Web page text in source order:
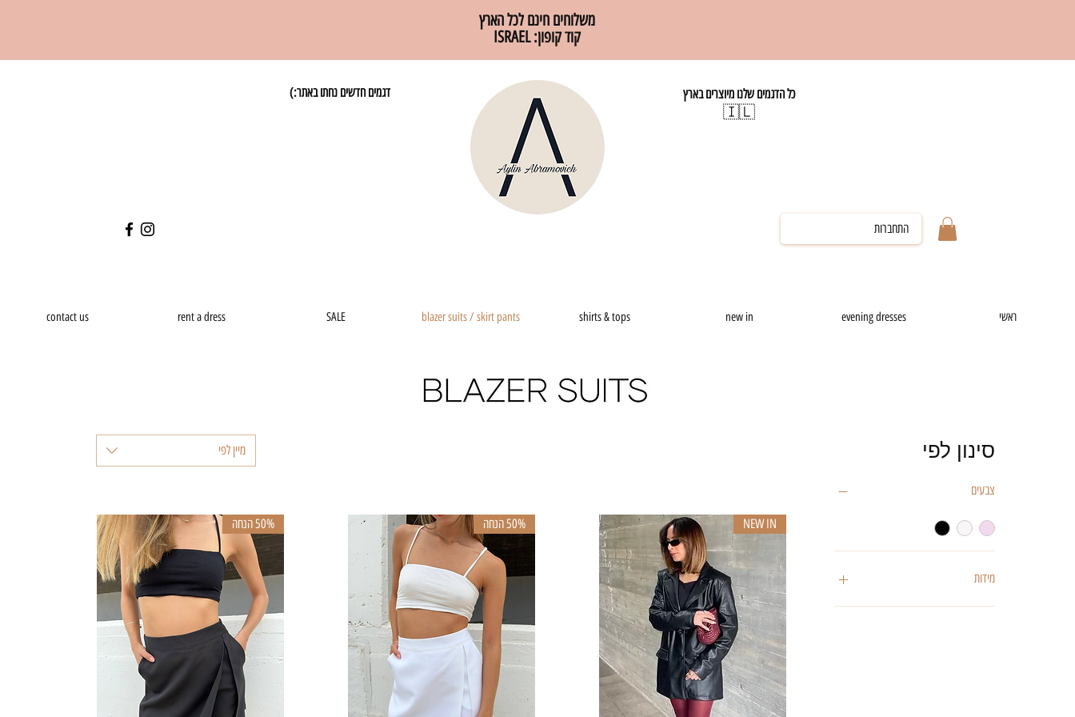
משלוחים חינם לכל הארץ
קוד קופון: ISRAEL
דגמים חדשים נחתו באתר:) כל הדגמים שלנו מיוצרים בארץ
🇮🇱
התחברות
ראשי evening dresses
new in
shirts & tops
blazer suits / skirt pants
SALE
rent a dress
contact us
סינון לפי
צבעים
מידות
L
מיין לפי
NEW IN 50% הנחה 50% הנחה